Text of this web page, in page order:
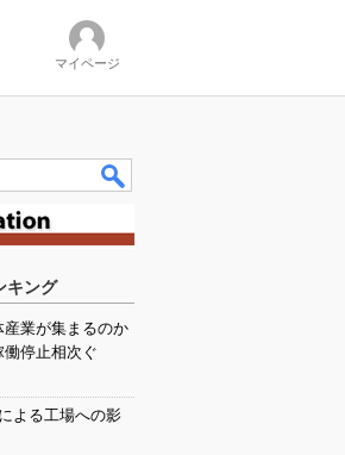
マイページ
キング
業が集まるのか
停止相次ぐ
よる工場への影